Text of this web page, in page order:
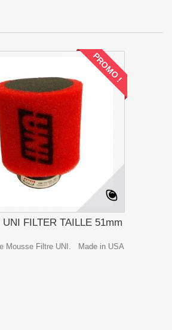
PROMO !
FILTER TAILLE 51mm
Mousse Filtre UNI. Made in USA